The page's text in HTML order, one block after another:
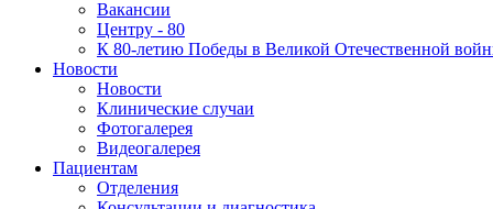
Вакансии
Центру - 80
К 80-летию Победы в Великой Отечественной
Новости
Новости
Клинические случаи
Фотогалерея
Видеогалерея
Пациентам
Отделения